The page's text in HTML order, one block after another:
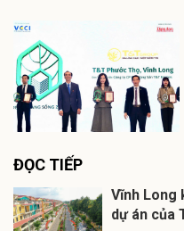
ĐỌC TIẾP
Vĩnh Long
dự án của